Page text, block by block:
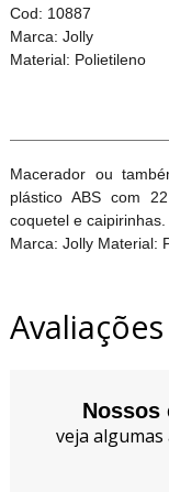
Cod: 10887
Marca: Jolly
Macerador ou
plástico ABS com
coquetel e
Marca: Jolly Material:
Nossos
veja